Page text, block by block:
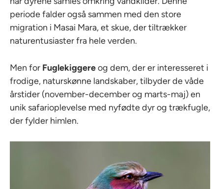
periode falder også sammen med den store
migration i Masai Mara, et skue, der tiltrækker
naturentusiaster fra hele verden.
Men for Fuglekiggereog dem, der er interesseret i
frodige, naturskønne landskaber, tilbyder de våde
årstider (november-december og marts-maj) en
unik safarioplevelse med nyfødte dyr og trækfugle,
der fylder himlen.